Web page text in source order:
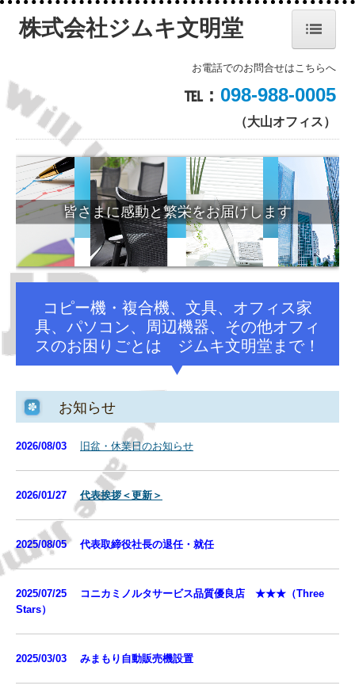
会社概要・沿革
ブンキョウ技研
商品・ソリューション
コピー機/複合機
NANOTOP
ecowin ウォーター
エコウィン／エコウィンフィルターのご紹介
オフィス・ファニチャー、ステーショナリー
金庫、物品棚、他
その他
年末年始休業日のお知らせ
社長退任・就任
「JB大山オフィス」が完成（2021年8月新社屋）
株式会社ジムキ文明堂
お電話でのお問合せはこちらへ
℡ : 098-988-0005
（大山オフィス）
知と創造でオフィスの未来を
コピー機・複合機、文具、オフィス家
具、パソコン、周辺機器、その他オフィ
スのお困りごとは ジムキ文明堂まで！
お知らせ
2026/08/03 旧盆・休業日のお知らせ
2026/01/27 代表挨拶＜更新＞
2025/08/05 代表取締役社長の退任・就任
2025/07/25
コニカミノルタサービス品質優良店 ★★★（Three
Stars）
2025/03/03 みまもり自動販売機設置